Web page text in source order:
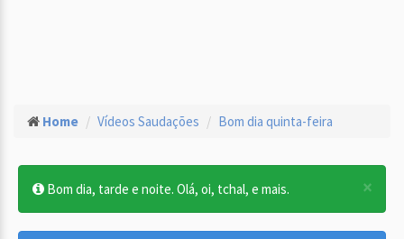
Home Vídeos Saudações Bom dia quinta-feira
×
Bom dia, tarde e noite. Olá, oi, tchal, e mais.